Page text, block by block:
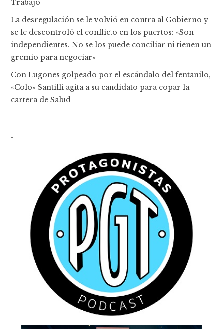
Trabajo
La desregulación se le volvió en contra al Gobierno y
se le descontroló el conflicto en los puertos: «Son
independientes. No se los puede conciliar ni tienen un
gremio para negociar»
Con Lugones golpeado por el escándalo del fentanilo,
«Colo» Santilli agita a su candidato para copar la
cartera de Salud
-